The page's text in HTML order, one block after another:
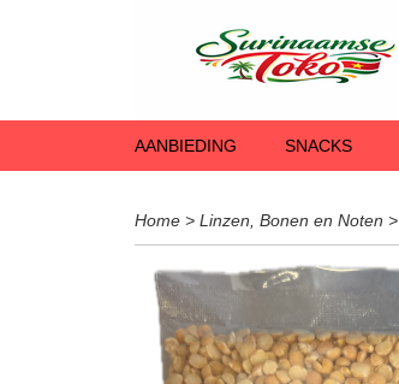
AANBIEDING SNACKS
Home > Linzen, Bonen en Noten >